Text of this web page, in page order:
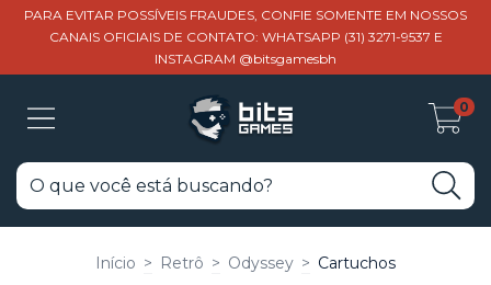
PARA EVITAR POSSÍVEIS FRAUDES, CONFIE SOMENTE EM NOSSOS
CANAIS OFICIAIS DE CONTATO: WHATSAPP (31) 3271-9537 E
INSTAGRAM @bitsgamesbh
0
Início > Retrô > Odyssey > Cartuchos